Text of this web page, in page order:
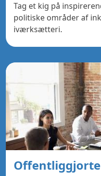
Tag et kig på
politiske områder af
iværksætteri.